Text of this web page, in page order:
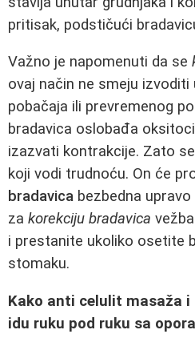
pritisak, podstičući
Važno je napomenuti da se
ovaj način ne smeju
pobačaja ili prevremenog
bradavica oslobađa
izazvati kontrakcije. Zato
koji vodi trudnoću. On će
bradavica bezbedna
za korekciju bradavica
i prestanite ukoliko osetite
stomaku.
Kako anti celulit masaža i
idu ruku pod ruku sa